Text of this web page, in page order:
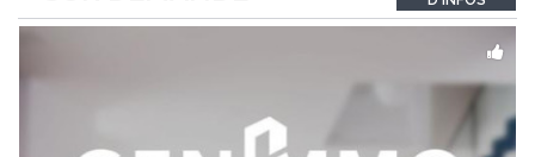
zeitgemässen Wohnkomfort perfekt mit nachhaltiger